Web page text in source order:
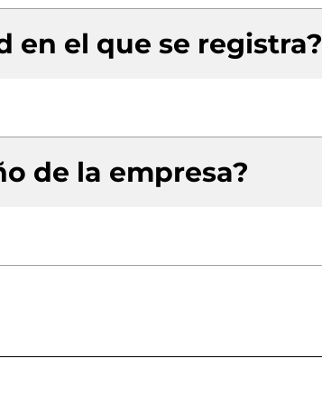
en el que se registra?
de la empresa?